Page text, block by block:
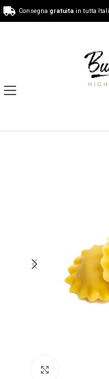
Consegna gratuita in tutta